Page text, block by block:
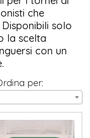
che
solo
la scelta
con un
per: